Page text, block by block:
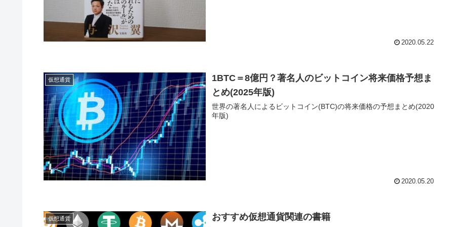
2020.05.22
仮想通貨
1BTC＝8億円？著名人のビットコイン将来価格予想ま
とめ(2025年版)
世界の著名人によるビットコイン(BTC)の将来価格の予想まとめ(2020
年版)
2020.05.20
仮想通貨 おすすめ仮想通貨関連の書籍